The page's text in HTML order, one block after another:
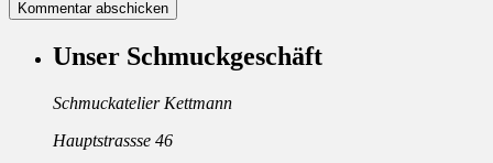
Unser Schmuckgeschäft
Schmuckatelier Kettmann
Hauptstrassse 46